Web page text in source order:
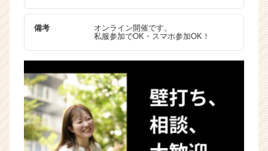
r
C
a
r
e
r）
備考
オンライン開催です。
私服参加でOK・スマホ参加OK！